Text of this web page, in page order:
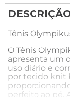
DESCRIÇÃO
Tênis
O Tênis
apresenta um
uso diário e
por tecido knit
perfeito ao pé.